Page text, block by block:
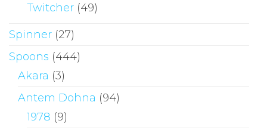
Twitcher (49)
Spinner (27)
Spoons (444)
Akara (3)
Antem Dohna (94)
1978 (9)